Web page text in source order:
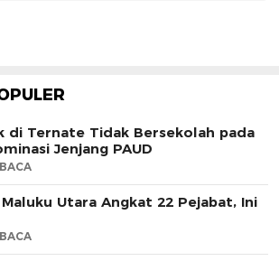
di Ternate Tidak Bersekolah pada
Jenjang PAUD
Utara Angkat 22 Pejabat, Ini